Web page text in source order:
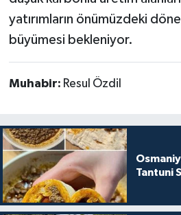
yatırımların önümüzdeki
büyümesi bekleniyor.
Muhabir: Resul Özdil
Tantuni